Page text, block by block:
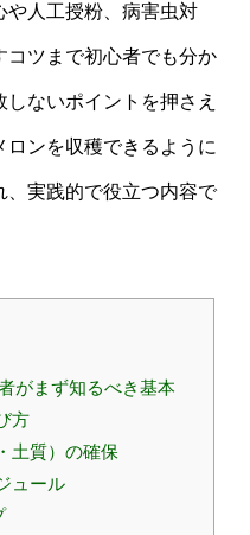
や人工授粉、病害虫対
コツまで初心者でも分か
ないポイントを押さえ
ンを収穫できるように
、実践的で役立つ内容で
がまず知るべき基本
方
土質）の確保
ュール